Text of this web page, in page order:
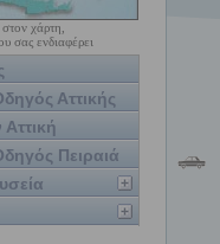
χάρτη,
σας ενδιαφέρει
Αττικής
Πειραιά